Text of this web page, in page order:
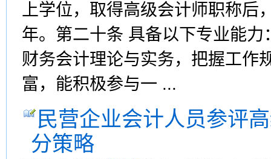
上学位，取得高级会计师职称
年。第二十条 具备以下专业能
财务会计理论与实务，把握工作
富，能积极参与一 ...
民营企业会计人员参评
分策略​